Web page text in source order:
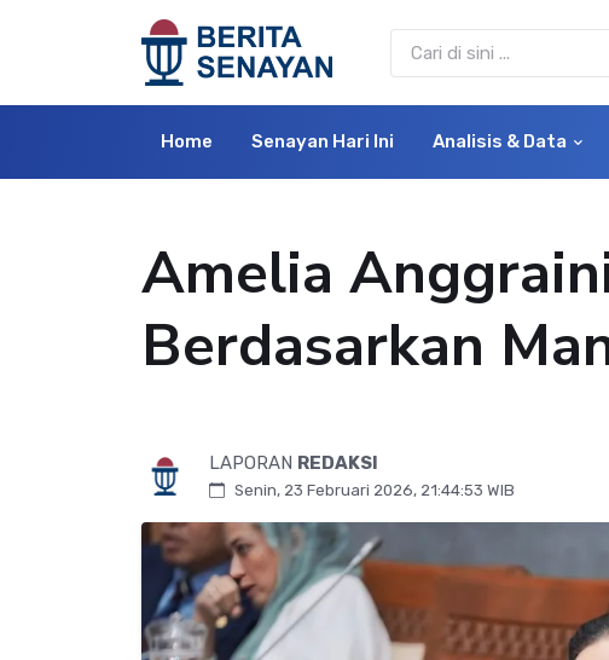
Home Senayan Hari Ini Analisis & Data
Amelia
Berdasarkan
LAPORAN REDAKSI
Senin, 23 Februari 2026, 21:44:53 WIB